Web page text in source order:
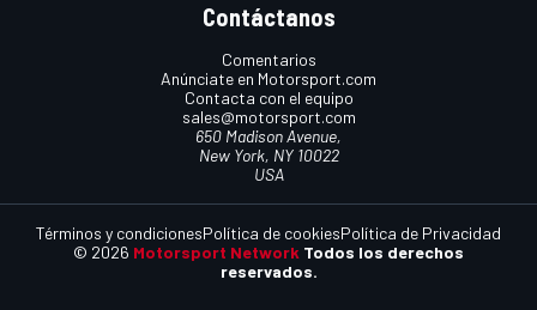
Contáctanos
Comentarios
Anúnciate en Motorsport.com
Contacta con el equipo
sales@motorsport.com
650 Madison Avenue,
New York, NY 10022
USA
© 2026 Motorsport Network Todos los derechos
reservados.
Términos y condicionesPolítica de cookiesPolítica de Privacidad